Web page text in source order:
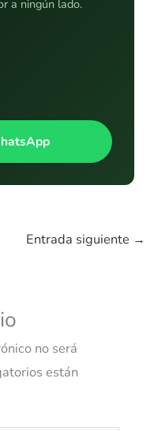
a ningún lado.
Entrada siguiente →
no será
están